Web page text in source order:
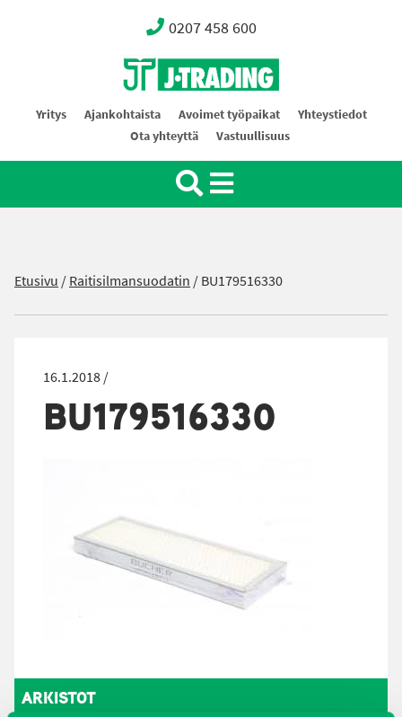
0207 458 600
Oy J-Trading Ab
Yritys Ajankohtaista Avoimet työpaikat
Yhteystiedot
Ota yhteyttä
Vastuullisuus
Etusivu /Raitisilmansuodatin /BU179516330
16.1.2018 /
BU179516330
ARKISTOT